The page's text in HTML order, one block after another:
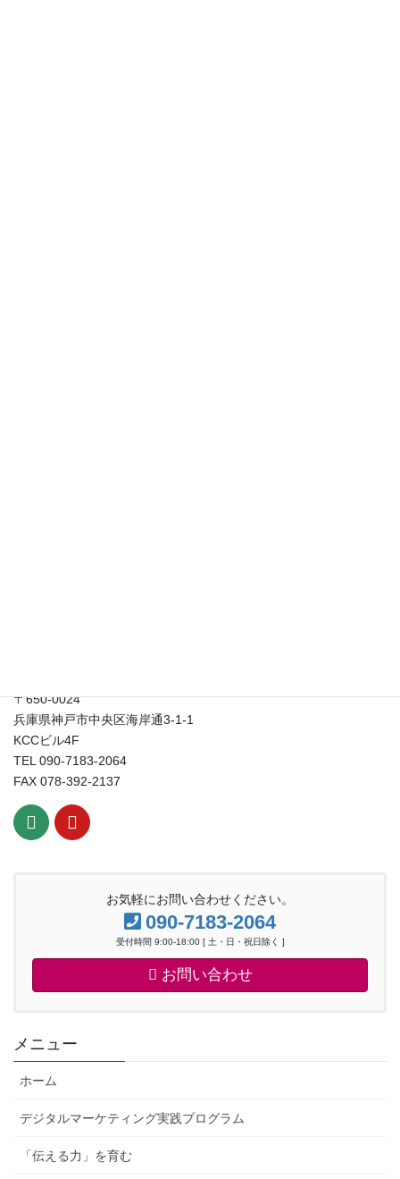
〒650-0024
兵庫県神戸市中央区海岸通3-1-1
KCCビル4F
TEL 090-7183-2064
FAX 078-392-2137
お気軽にお問い合わせください。
090-7183-2064
受付時間 9:00-18:00 [ 土・日・祝日除く ]
お問い合わせ
メニュー
ホーム
デジタルマーケティング実践プログラム
「伝える力」を育む